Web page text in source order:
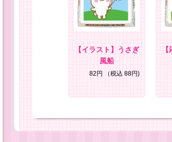
【イラスト】うさぎ
風船
82円 （税込 88円)